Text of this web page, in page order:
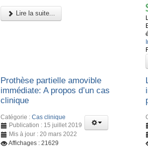
Lire la suite...
Prothèse partielle amovible
immédiate: A propos d’un cas
clinique
Catégorie : Cas clinique
Publication : 15 juillet 2019
Mis à jour : 20 mars 2022
Affichages : 21629